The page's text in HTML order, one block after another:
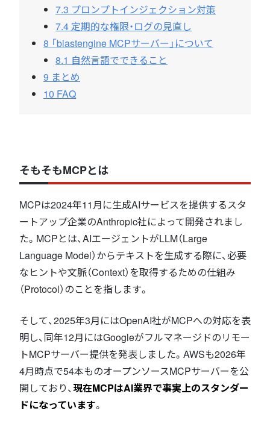
7.3 プロンプトインジェクション対策
7.4 定期的な権限・ログの見直し
8 「blastengine MCPサーバー」について
8.1 自然言語でできること
9 まとめ
10 FAQ
そもそもMCPとは
MCPは2024年11月に生成AIサービスを提供するスタ
ートアップ企業のAnthropic社によって開発されまし
た。MCPとは、AIエージェントがLLM（Large
Language Model）からテキストを生成する際に、必要
なヒントや文脈（Context）を取得するための仕組み
（Protocol）のことを指します。
そして、2025年3月にはOpenAI社がMCPへの対応を表
明し、同年12月にはGoogleがフルマネージドのリモー
トMCPサーバー提供を発表しました。AWSも2026年
4月時点で54本ものオープンソースMCPサーバーを公
開しており、現在MCPはAI業界で事実上のスタンダー
ドになっています。